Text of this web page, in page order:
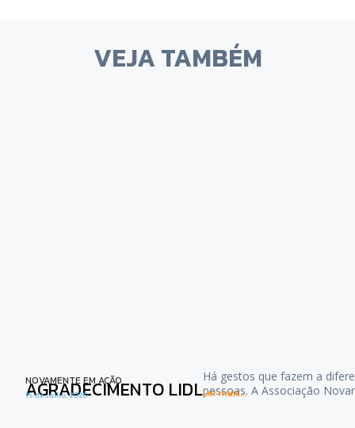
VEJA TAMBÉM
NOVAMENTE EM AÇÃO
AGRADECIMENTO LIDL
15 de Julho, 2026
Há gestos que fazem a
pessoas. A Associação
Ler mais...